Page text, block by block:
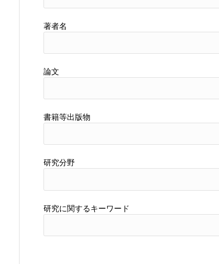
著者名
論文
書籍等出版物
研究分野
研究に関するキーワード